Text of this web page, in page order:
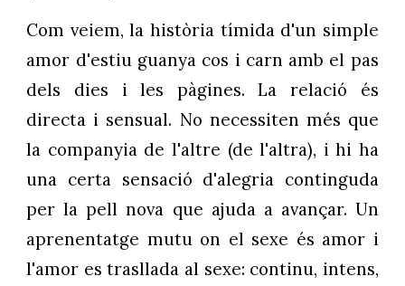
Com veiem, la història tímida d'un simple
amor d'estiu guanya cos i carn amb el pas
dels dies i les pàgines. La relació és
directa i sensual. No necessiten més que
la companyia de l'altre (de l'altra), i hi ha
una certa sensació d'alegria continguda
per la pell nova que ajuda a avançar. Un
aprenentatge mutu on el sexe és amor i
l'amor es trasllada al sexe: continu, intens,